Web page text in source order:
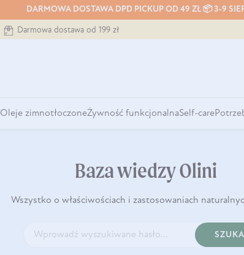
DARMOWA DOSTAWA DPD PICKUP OD 49 ZŁ 📦 3-9
Darmowa dostawa od 199 zł
Oleje zimnotłoczoneŻywność funkcjonalnaSelf-care
Baza wiedzy Olini
Wszystko o właściwościach i zastosowaniach